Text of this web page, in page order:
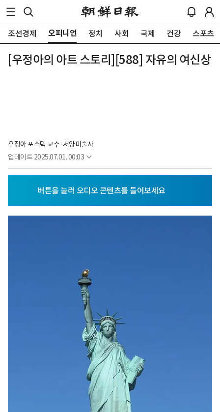
조선경제 오피니언 정치 사회 국제 건강 스포츠
[우정아의 아트 스토리][588] 자유의 여신상
우정아 포스텍 교수·서양미술사
업데이트 2025.07.01. 00:03